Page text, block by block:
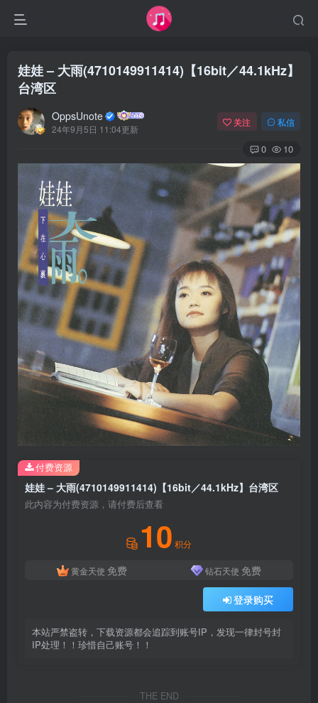
娃娃 – 大雨(4710149911414)【16bit／44.1kHz】
台湾区
OppsUnote
24年9月5日 11:04更新
关注 私信
0 10
娃娃 – 大雨(4710149911414)【16bit／44.1kHz】台湾区
此内容为付费资源，请付费后查看
10 积分
黄金天使 免费 钻石天使 免费
登录购买
本站严禁盗转，下载资源都会追踪到账号IP，发现一律封号封
IP处理！！珍惜自己账号！！
付费资源
THE END